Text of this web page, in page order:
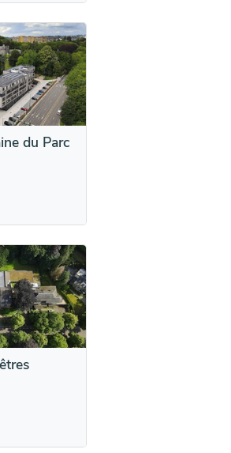
du Parc